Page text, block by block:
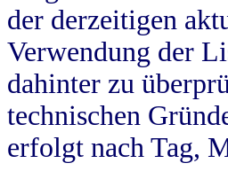
der derzeitigen
Verwendung der
dahinter zu
technischen
erfolgt nach Tag,